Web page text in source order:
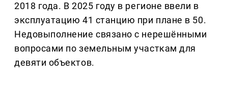
2018 года. В 2025 году в регионе ввели в
эксплуатацию 41 станцию при плане в 50.
Недовыполнение связано с нерешёнными
вопросами по земельным участкам для
девяти объектов.